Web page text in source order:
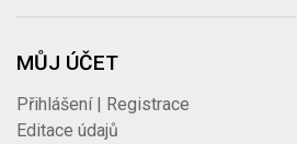
MŮJ ÚČET
Přihlášení | Registrace
Editace údajů